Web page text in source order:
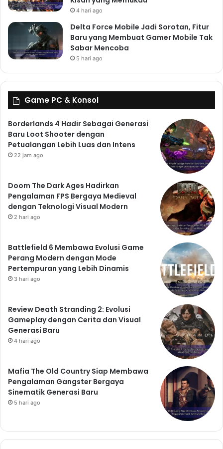
4 hari ago
Delta Force Mobile Jadi Sorotan, Fitur
Baru yang Membuat Gamer Mobile Tak
Sabar Mencoba
5 hari ago
Game PC & Konsol
Borderlands 4 Hadir Sebagai Generasi
Baru Loot Shooter dengan
Petualangan Lebih Luas dan Intens
22 jam ago
Doom The Dark Ages Hadirkan
Pengalaman FPS Bergaya Medieval
dengan Teknologi Visual Modern
2 hari ago
Battlefield 6 Membawa Evolusi Game
Perang Modern dengan Mode
Pertempuran yang Lebih Dinamis
3 hari ago
Review Death Stranding 2: Evolusi
Gameplay dengan Cerita dan Visual
Generasi Baru
4 hari ago
Mafia The Old Country Siap Membawa
Pengalaman Gangster Bergaya
Sinematik Generasi Baru
5 hari ago